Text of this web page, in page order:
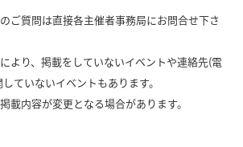
ご質問は直接各主催者事務局にお問合せ下さ
より、掲載をしていないイベントや連絡先(電
ていないイベントもあります。
載内容が変更となる場合があります。